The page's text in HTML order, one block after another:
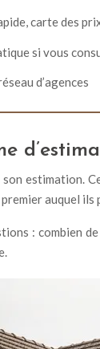
carte des
si vous
d’agences
estimation.
auquel
: combien